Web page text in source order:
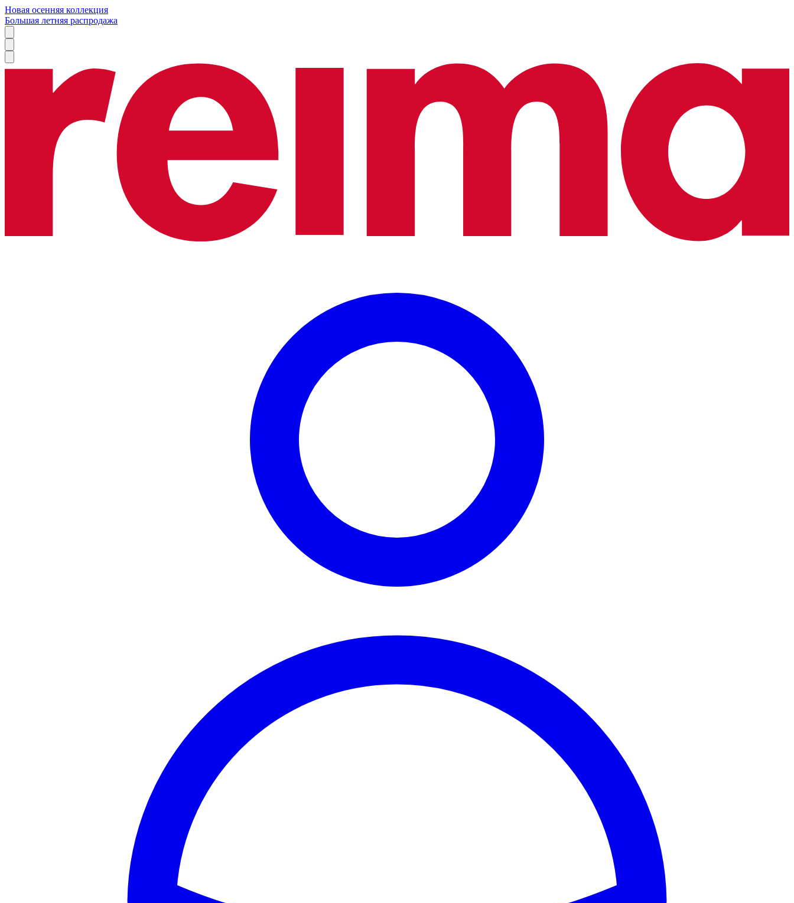
Новая осенняя коллекция
Большая летняя распродажа